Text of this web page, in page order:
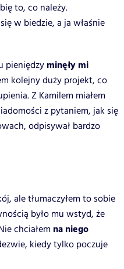
to, co należy.
w biedzie, a ja właśnie
pieniędzy minęły mi
kolejny duży projekt, co
Z Kamilem miałem
z pytaniem, jak się
odpisywał bardzo
ale tłumaczyłem to sobie
było mu wstyd, że
chciałem na niego
kiedy tylko poczuje